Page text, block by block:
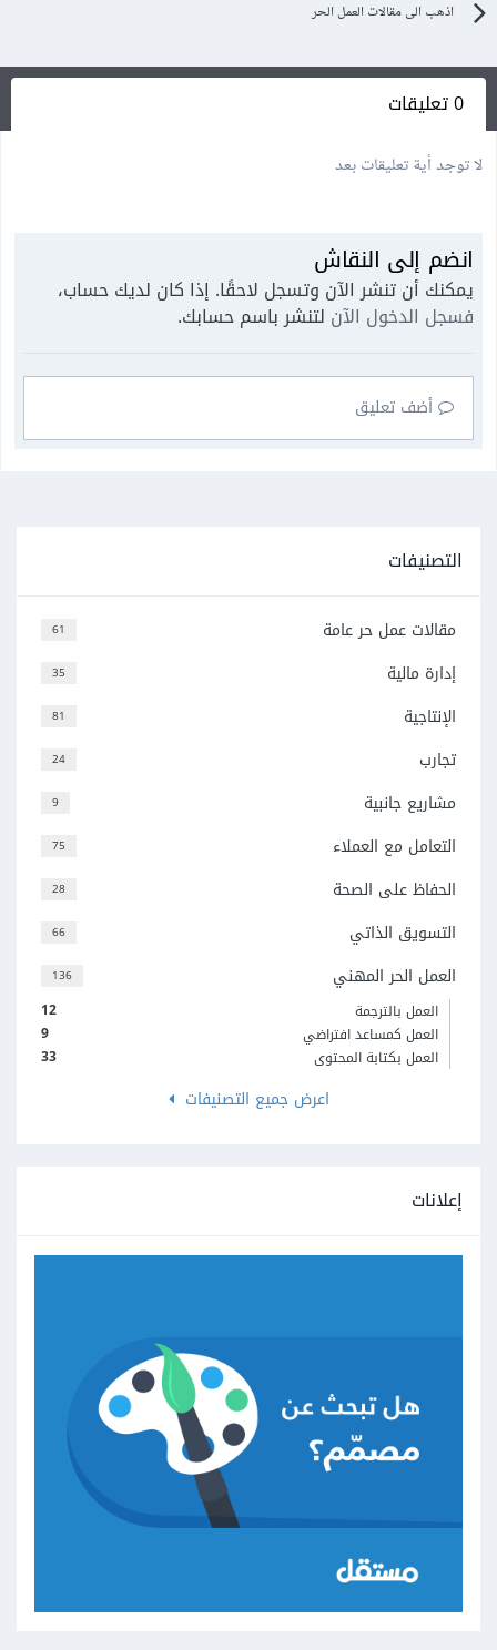
اذهب الى مقالات العمل الحر
0 تعليقات
لا توجد أية تعليقات بعد
انضم إلى النقاش
يمكنك أن تنشر الآن وتسجل لاحقًا. إذا كان لديك حساب،
فسجل الدخول الآن لتنشر باسم حسابك.
أضف تعليق
التصنيفات
61 مقالات عمل حر عامة
35 إدارة مالية
81 الإنتاجية
24 تجارب
9 مشاريع جانبية
75 التعامل مع العملاء
28 الحفاظ على الصحة
66 التسويق الذاتي
136 العمل الحر المهني
12
العمل بالترجمة
9
العمل كمساعد افتراضي
33
العمل بكتابة المحتوى
اعرض جميع التصنيفات
إعلانات